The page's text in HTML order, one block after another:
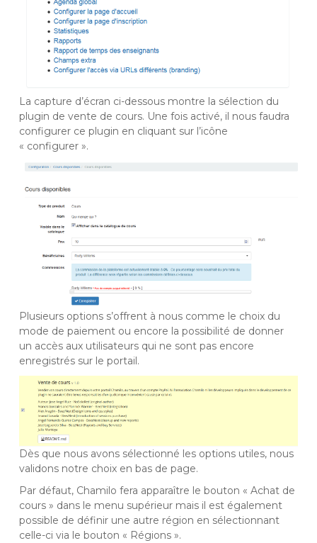
La capture d’écran ci-dessous montre la sélection du
plugin de vente de cours. Une fois activé, il nous faudra
configurer ce plugin en cliquant sur l’icône
« configurer ».
Plusieurs options s’offrent à nous comme le choix du
mode de paiement ou encore la possibilité de donner
un accès aux utilisateurs qui ne sont pas encore
enregistrés sur le portail.
Dès que nous avons sélectionné les options utiles, nous
validons notre choix en bas de page.
Par défaut, Chamilo fera apparaître le bouton « Achat de
cours » dans le menu supérieur mais il est également
possible de définir une autre région en sélectionnant
celle-ci via le bouton « Régions ».